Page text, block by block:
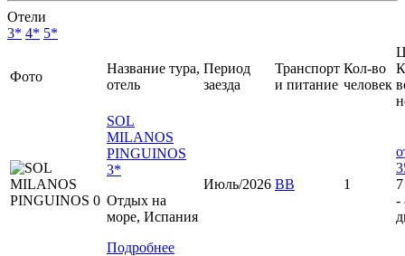
Отели
3* 4* 5*
Фото
Название тура,
отель
Период
заезда
Транспорт
и питание
Кол-во
человек
SOL
MILANOS
PINGUINOS
3*
Отдых на
море, Испания
Подробнее
Июль/2026 ВВ 1
-